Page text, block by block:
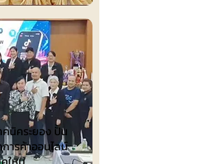
นิคระยอง ปั้น
ารค้าออนไลน์